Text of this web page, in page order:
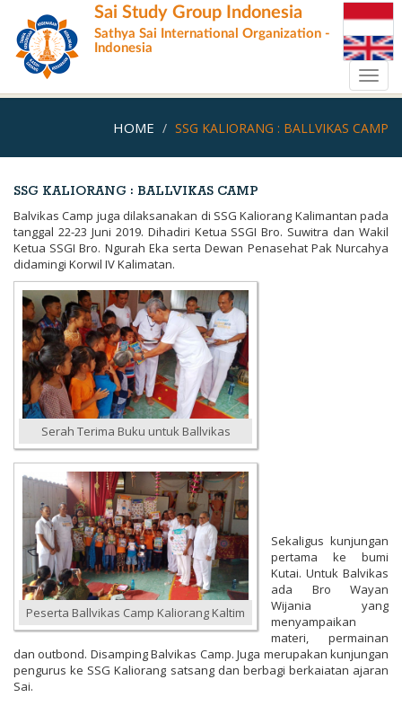
main
content
Sai Study Group Indonesia
Sathya Sai International Organization -
Indonesia
HOME SSG KALIORANG : BALLVIKAS CAMP
SSG KALIORANG : BALLVIKAS CAMP
Balvikas Camp juga dilaksanakan di SSG Kaliorang Kalimantan pada
tanggal 22-23 Juni 2019. Dihadiri Ketua SSGI Bro. Suwitra dan Wakil
Ketua SSGI Bro. Ngurah Eka serta Dewan Penasehat Pak Nurcahya
didamingi Korwil IV Kalimatan.
Serah Terima Buku untuk Ballvikas
Peserta Ballvikas Camp Kaliorang Kaltim
Sekaligus kunjungan
pertama ke bumi
Kutai. Untuk Balvikas
ada Bro Wayan
Wijania yang
menyampaikan
materi, permainan
dan outbond. Disamping Balvikas Camp. Juga merupakan kunjungan
pengurus ke SSG Kaliorang satsang dan berbagi berkaiatan ajaran
Sai.